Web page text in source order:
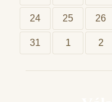
24 25 26
31 1 2